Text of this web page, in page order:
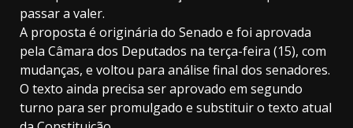
passar a valer.
A proposta é originária do Senado e foi aprovada
pela Câmara dos Deputados na terça-feira (15), com
mudanças, e voltou para análise final dos senadores.
O texto ainda precisa ser aprovado em segundo
turno para ser promulgado e substituir o texto atual